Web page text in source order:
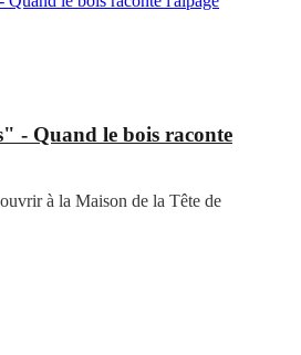
- Quand le bois raconte
à la Maison de la Tête de